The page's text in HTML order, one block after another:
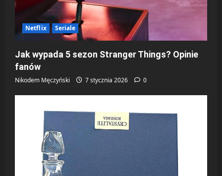
Netflix Seriale
Jak wypada 5 sezon Stranger Things? Opinie
fanów
Nikodem Męczyński 7 stycznia 2026 0